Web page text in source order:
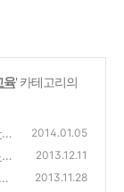
육' 카테고리의
2014.01.05
2013.12.11
2013.11.28